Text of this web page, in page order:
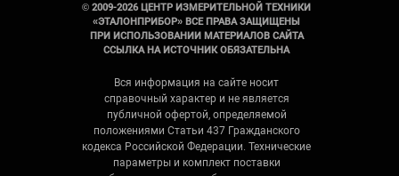
© 2009-2026 ЦЕНТР ИЗМЕРИТЕЛЬНОЙ ТЕХНИКИ
«ЭТАЛОНПРИБОР» ВСЕ ПРАВА ЗАЩИЩЕНЫ
ПРИ ИСПОЛЬЗОВАНИИ МАТЕРИАЛОВ САЙТА
ССЫЛКА НА ИСТОЧНИК ОБЯЗАТЕЛЬНА
Вся информация на сайте носит
справочный характер и не является
публичной офертой, определяемой
положениями Статьи 437 Гражданского
кодекса Российской Федерации. Технические
параметры и комплект поставки